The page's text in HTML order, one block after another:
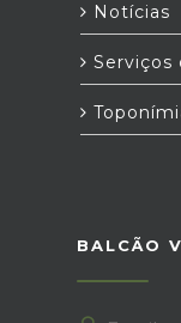
Notícias
Serviços
BALCÃO